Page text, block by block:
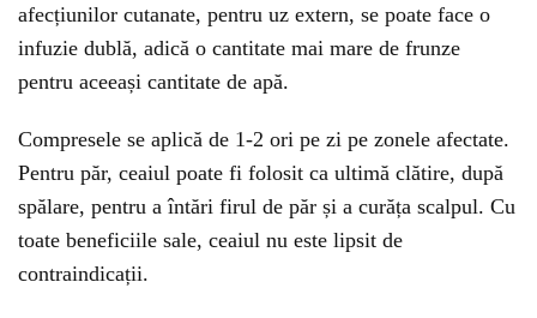
afecțiunilor cutanate, pentru uz extern, se poate face o
infuzie dublă, adică o cantitate mai mare de frunze
pentru aceeași cantitate de apă.
Compresele se aplică de 1-2 ori pe zi pe zonele afectate.
Pentru păr, ceaiul poate fi folosit ca ultimă clătire, după
spălare, pentru a întări firul de păr și a curăța scalpul. Cu
toate beneficiile sale, ceaiul nu este lipsit de
contraindicații.